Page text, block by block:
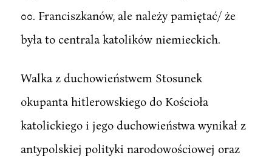
00. Franciszkanów, ale należy pamiętać/ że
była to centrala katolików niemieckich.
Walka z duchowieństwem Stosunek
okupanta hitlerowskiego do Kościoła
katolickiego i jego duchowieństwa wynikał z
antypolskiej polityki narodowościowej oraz